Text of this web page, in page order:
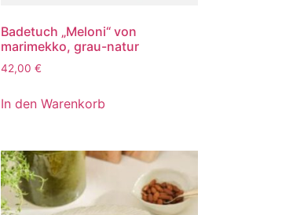
Badetuch „Meloni“ von
marimekko, grau-natur
42,00€
In den Warenkorb